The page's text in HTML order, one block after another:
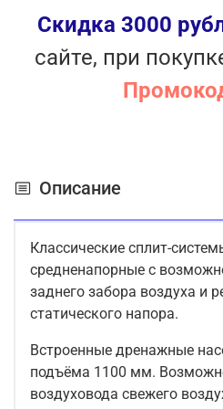
Скидка 3000
сайте, при
Описание
Классические сплит-
средненапорные с
заднего забора воздуха и
статического напора.
Встроенные дренажные
подъёма 1100 мм.
воздуховода свежего